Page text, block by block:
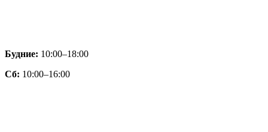
Будние: 10:00–18:00
Сб: 10:00–16:00